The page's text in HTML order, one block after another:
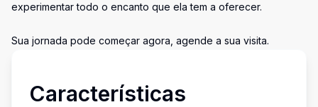
experimentar todo o encanto que ela tem a oferecer.
Sua jornada pode começar agora, agende a sua visita.
Características